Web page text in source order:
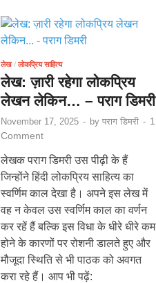
लेख/ लोकप्रिय साहित्य
लेख: ज़ारी रहेगा लोकप्रिय
लेखन लेकिन… – पराग डिमरी
November 17, 2025 - by पराग डिमरी - 1
Comment
लेखक पराग डिमरी उस पीढ़ी के हैं
जिन्होंने हिंदी लोकप्रिय साहित्य का
स्वर्णिम काल देखा है। अपने इस लेख में
वह न केवल उस स्वर्णिम काल का वर्णन
कर रहें हैं बल्कि इस विधा के धीरे धीरे कम
होने के कारणों पर रोशनी डालते हुए और
मौजूदा स्थिति से भी पाठक को अवगत
करा रहे हैं। आप भी पढ़ें: